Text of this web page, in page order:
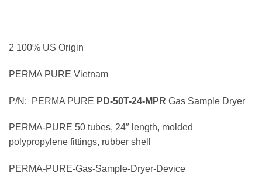
2 100% US Origin
PERMA PURE Vietnam
P/N: PERMA PURE PD-50T-24-MPR Gas Sample Dryer
PERMA-PURE 50 tubes, 24″ length, molded
polypropylene fittings, rubber shell
PERMA-PURE-Gas-Sample-Dryer-Device